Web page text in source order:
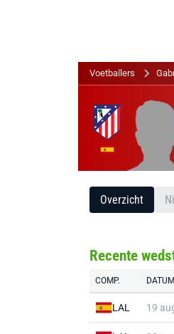
Voetballers
Overzicht
Recente
COMP. DATUM
LAL 19